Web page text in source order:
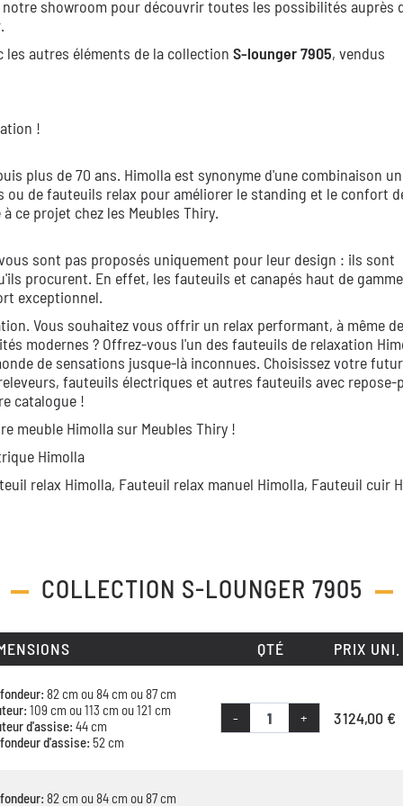
showroom pour découvrir toutes les possibilités auprès
les autres éléments de la collection S-lounger 7905, vendus
!
plus de 70 ans. Himolla est synonyme d'une combinaison
de fauteuils relax pour améliorer le standing et le confort
ce projet chez les Meubles Thiry.
sont pas proposés uniquement pour leur design : ils sont
procurent. En effet, les fauteuils et canapés haut de gamme
exceptionnel.
Vous souhaitez vous offrir un relax performant, à même
modernes ? Offrez-vous l'un des fauteuils de relaxation
de sensations jusque-là inconnues. Choisissez votre
fauteuils électriques et autres fauteuils avec repose-
catalogue !
meuble Himolla sur Meubles Thiry !
Himolla
relax Himolla, Fauteuil relax manuel Himolla, Fauteuil cuir
COLLECTION S-LOUNGER 7905
QTÉ PRIX UNI.
82 cm ou 84 cm ou 87 cm
109 cm ou 113 cm ou 121 cm
d'assise: 44 cm
d'assise: 52 cm
- + 3 124,00 €
82 cm ou 84 cm ou 87 cm